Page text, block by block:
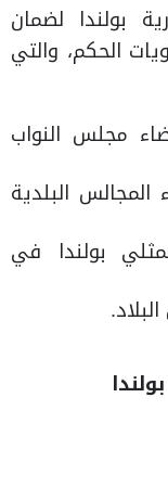
بولندا لضمان
الحكم، والتي
مجلس النواب
المجالس البلدية
ممثلي بولندا في